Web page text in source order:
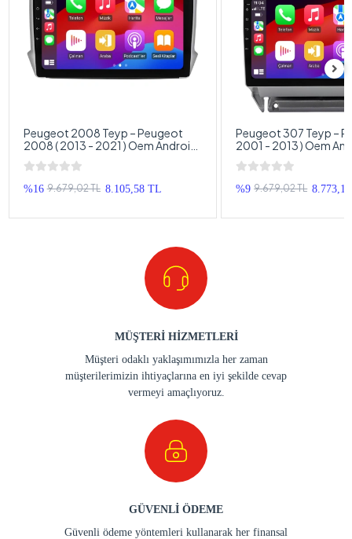
Peugeot 2008 Teyp – Peugeot
2008 ( 2013 - 2021 ) Oem Android
Multimedya – Peugeot 2008
Android Double Teyp
%16 9.679,02 TL 8.105,58 TL
Peugeot 307 Teyp –
2001 - 2013 ) Oem
Multimedya Siyah
307 Android Double
%9 9.679,02 TL
MÜŞTERİ HİZMETLERİ
Müşteri odaklı yaklaşımımızla her zaman
müşterilerimizin ihtiyaçlarına en iyi şekilde cevap
vermeyi amaçlıyoruz.
GÜVENLİ ÖDEME
Güvenli ödeme yöntemleri kullanarak her finansal